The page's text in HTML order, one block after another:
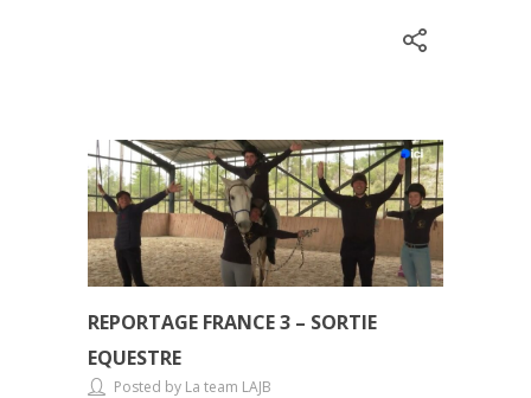
REPORTAGE FRANCE 3 – SORTIE
EQUESTRE
Posted by La team LAJB